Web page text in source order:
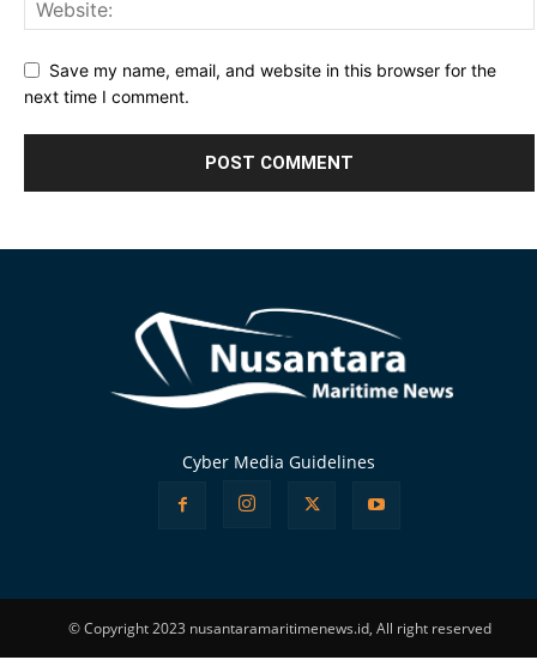
Save my name, email, and website in this browser for the
next time I comment.
Cyber Media Guidelines
© Copyright 2023 nusantaramaritimenews.id, All right reserved